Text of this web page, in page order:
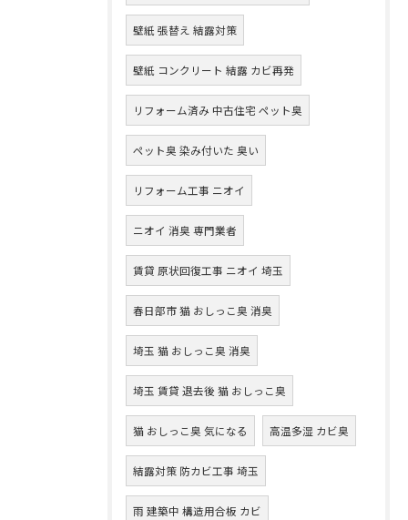
壁紙 張替え 結露対策
壁紙 コンクリート 結露 カビ再発
リフォーム済み 中古住宅 ペット臭
ペット臭 染み付いた 臭い
リフォーム工事 ニオイ
ニオイ 消臭 専門業者
賃貸 原状回復工事 ニオイ 埼玉
春日部市 猫 おしっこ臭 消臭
埼玉 猫 おしっこ臭 消臭
埼玉 賃貸 退去後 猫 おしっこ臭
猫 おしっこ臭 気になる 高温多湿 カビ臭
結露対策 防カビ工事 埼玉
雨 建築中 構造用合板 カビ